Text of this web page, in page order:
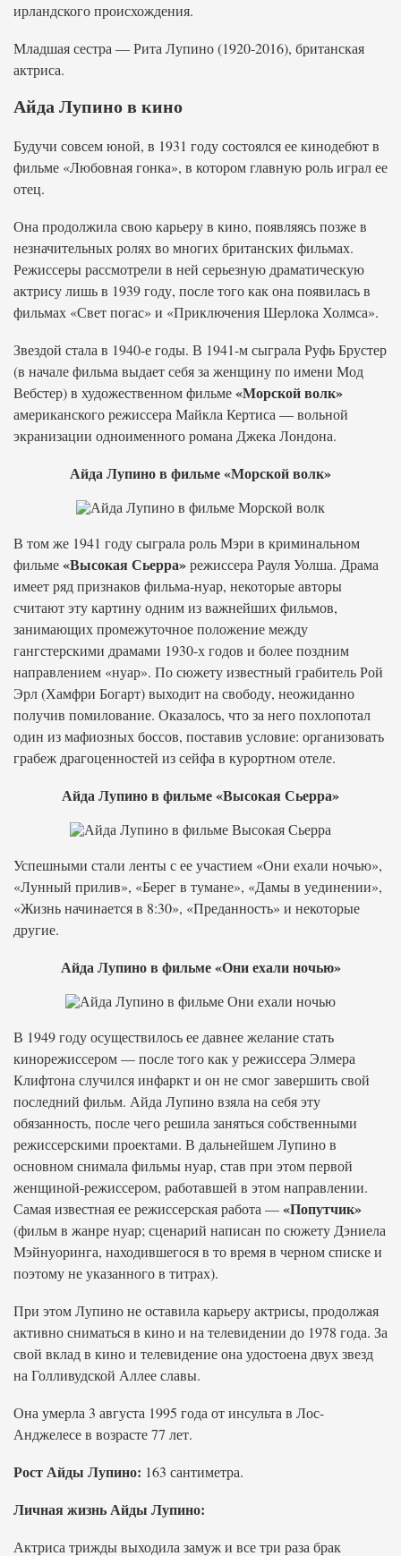
ирландского происхождения.
Младшая сестра — Рита Лупино (1920-2016), британская
актриса.
Айда Лупино в кино
Будучи совсем юной, в 1931 году состоялся ее кинодебют в
фильме «Любовная гонка», в котором главную роль играл ее
отец.
Она продолжила свою карьеру в кино, появляясь позже в
незначительных ролях во многих британских фильмах.
Режиссеры рассмотрели в ней серьезную драматическую
актрису лишь в 1939 году, после того как она появилась в
фильмах «Свет погас» и «Приключения Шерлока Холмса».
Звездой стала в 1940-е годы. В 1941-м сыграла Руфь Брустер
(в начале фильма выдает себя за женщину по имени Мод
Вебстер) в художественном фильме«Морской волк»
американского режиссера Майкла Кертиса — вольной
экранизации одноименного романа Джека Лондона.
Айда Лупино в фильме «Морской волк»
В том же 1941 году сыграла роль Мэри в криминальном
фильме«Высокая Сьерра»режиссера Рауля Уолша. Драма
имеет ряд признаков фильма-нуар, некоторые авторы
считают эту картину одним из важнейших фильмов,
занимающих промежуточное положение между
гангстерскими драмами 1930-х годов и более поздним
направлением «нуар». По сюжету известный грабитель Рой
Эрл (Хамфри Богарт) выходит на свободу, неожиданно
получив помилование. Оказалось, что за него похлопотал
один из мафиозных боссов, поставив условие: организовать
грабеж драгоценностей из сейфа в курортном отеле.
Айда Лупино в фильме «Высокая Сьерра»
Успешными стали ленты с ее участием «Они ехали ночью»,
«Лунный прилив», «Берег в тумане», «Дамы в уединении»,
«Жизнь начинается в 8:30», «Преданность» и некоторые
другие.
Айда Лупино в фильме «Они ехали ночью»
В 1949 году осуществилось ее давнее желание стать
кинорежиссером — после того как у режиссера Элмера
Клифтона случился инфаркт и он не смог завершить свой
последний фильм. Айда Лупино взяла на себя эту
обязанность, после чего решила заняться собственными
режиссерскими проектами. В дальнейшем Лупино в
основном снимала фильмы нуар, став при этом первой
женщиной-режиссером, работавшей в этом направлении.
Самая известная ее режиссерская работа —«Попутчик»
(фильм в жанре нуар; сценарий написан по сюжету Дэниела
Мэйнуоринга, находившегося в то время в черном списке и
поэтому не указанного в титрах).
При этом Лупино не оставила карьеру актрисы, продолжая
активно сниматься в кино и на телевидении до 1978 года. За
свой вклад в кино и телевидение она удостоена двух звезд
на Голливудской Аллее славы.
Она умерла 3 августа 1995 года от инсульта в Лос-
Анджелесе в возрасте 77 лет.
Рост Айды Лупино: 163 сантиметра.
Личная жизнь Айды Лупино:
Актриса трижды выходила замуж и все три раза брак